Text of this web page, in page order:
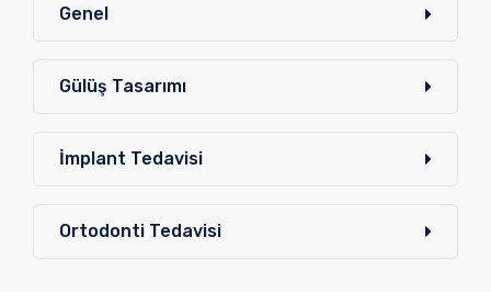
Genel
Gülüş Tasarımı
İmplant Tedavisi
Ortodonti Tedavisi